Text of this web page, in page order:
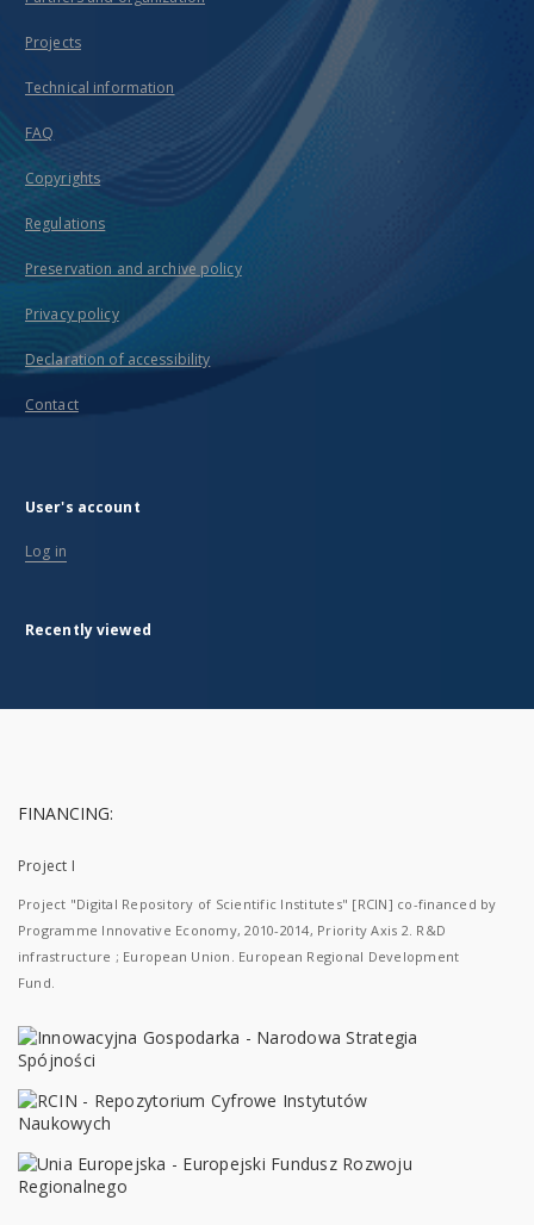
Projects
Technical information
FAQ
Copyrights
Regulations
Preservation and archive policy
Privacy policy
Declaration of accessibility
Contact
User's account
Log in
Recently viewed
FINANCING:
Project I
Project "Digital Repository of Scientific Institutes" [RCIN] co-financed by
Programme Innovative Economy, 2010-2014, Priority Axis 2. R&D
infrastructure ; European Union. European Regional Development
Fund.